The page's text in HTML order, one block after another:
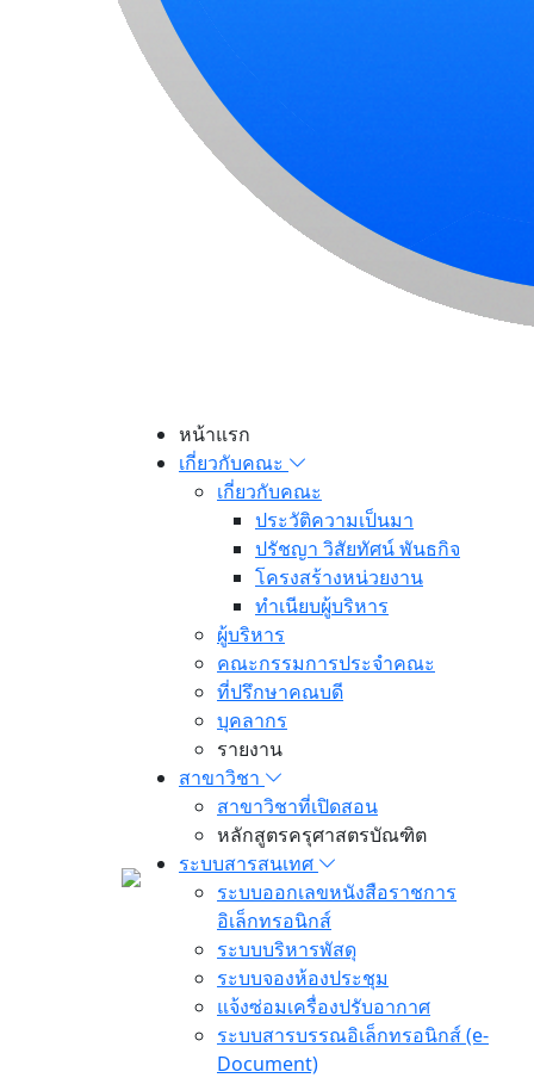
หน้าแรก
เกี่ยวกับคณะ
เกี่ยวกับคณะ
ประวัติความเป็นมา
ปรัชญา วิสัยทัศน์ พันธกิจ
โครงสร้างหน่วยงาน
ทำเนียบผู้บริหาร
ผู้บริหาร
คณะกรรมการประจำคณะ
ที่ปรึกษาคณบดี
บุคลากร
รายงาน
สาขาวิชา
สาขาวิชาที่เปิดสอน
หลักสูตรครุศาสตรบัณฑิต
ระบบสารสนเทศ
ระบบออกเลขหนังสือราชการ
อิเล็กทรอนิกส์
ระบบบริหารพัสดุ
ระบบจองห้องประชุม
แจ้งซ่อมเครื่องปรับอากาศ
ระบบสารบรรณอิเล็กทรอนิกส์ (e-
Document)